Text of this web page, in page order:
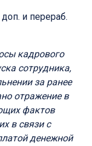
и перераб.
кадрового
сотрудника,
за ранее
отражение в
фактов
в связи с
денежной